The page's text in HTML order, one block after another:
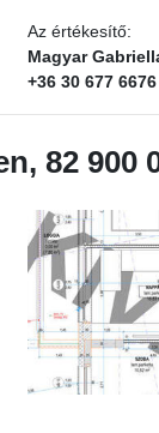
Az értékesítő:
Magyar
+36 30 677 6676
82 900